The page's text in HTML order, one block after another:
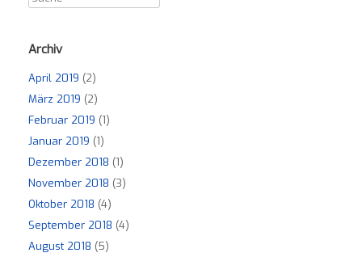
Archiv
April 2019 (2)
März 2019 (2)
Februar 2019 (1)
Januar 2019 (1)
Dezember 2018 (1)
November 2018 (3)
Oktober 2018 (4)
September 2018 (4)
August 2018 (5)